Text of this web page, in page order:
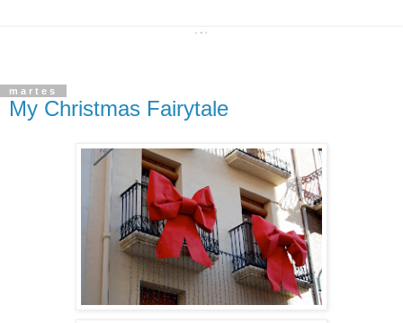
martes
My Christmas Fairytale